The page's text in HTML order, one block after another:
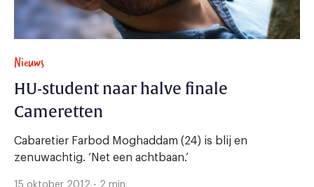
Nieuws
HU-student naar halve finale
Cameretten
Cabaretier Farbod Moghaddam (24) is blij en
zenuwachtig. ‘Net een achtbaan.’
15 oktober 2012 - 2 min.